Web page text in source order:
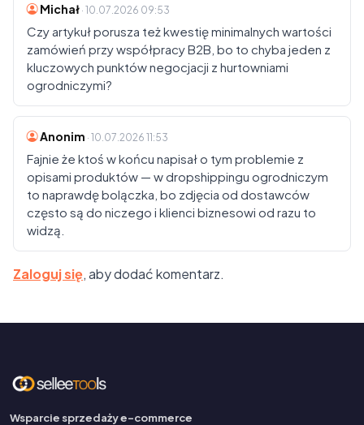
Michał · 10.07.2026 09:53
Czy artykuł porusza też kwestię minimalnych wartości
zamówień przy współpracy B2B, bo to chyba jeden z
kluczowych punktów negocjacji z hurtowniami
ogrodniczymi?
Anonim · 10.07.2026 11:53
Fajnie że ktoś w końcu napisał o tym problemie z
opisami produktów — w dropshippingu ogrodniczym
to naprawdę bolączka, bo zdjęcia od dostawców
często są do niczego i klienci biznesowi od razu to
widzą.
Zaloguj się, aby dodać komentarz.
Wsparcie sprzedaży e-commerce